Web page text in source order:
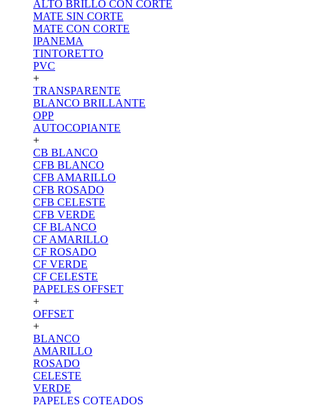
ALTO BRILLO CON CORTE
MATE SIN CORTE
MATE CON CORTE
IPANEMA
TINTORETTO
PVC
+
TRANSPARENTE
BLANCO BRILLANTE
OPP
AUTOCOPIANTE
+
CB BLANCO
CFB BLANCO
CFB AMARILLO
CFB ROSADO
CFB CELESTE
CFB VERDE
CF BLANCO
CF AMARILLO
CF ROSADO
CF VERDE
CF CELESTE
PAPELES OFFSET
+
OFFSET
+
BLANCO
AMARILLO
ROSADO
CELESTE
VERDE
PAPELES COTEADOS